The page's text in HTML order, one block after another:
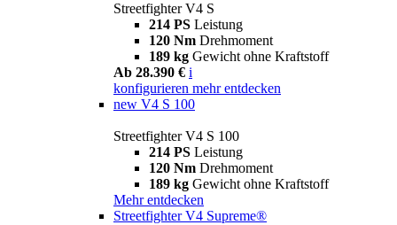
Streetfighter V4 S
214 PS Leistung
120 Nm Drehmoment
189 kg Gewicht ohne Kraftstoff
Ab 28.390 € i
konfigurieren mehr entdecken
new V4 S 100
Streetfighter V4 S 100
214 PS Leistung
120 Nm Drehmoment
189 kg Gewicht ohne Kraftstoff
Mehr entdecken
Streetfighter V4 Supreme®